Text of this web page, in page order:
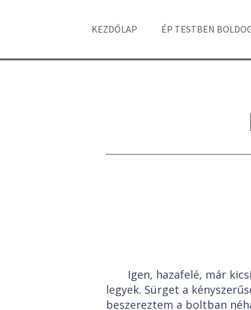
KEZDŐLAP ÉP TESTBEN
Igen, hazafelé, már
legyek. Sürget a
beszereztem a boltban